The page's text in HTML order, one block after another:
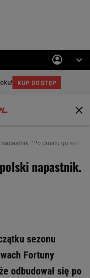
"Po prostu go
napastnik.
sezonu
Fortuny
odbudował się po